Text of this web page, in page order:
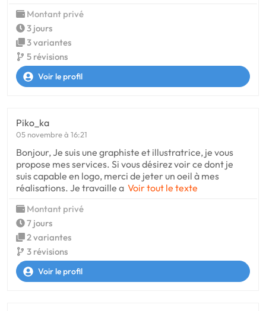
Montant privé
3 jours
3 variantes
5 révisions
Voir le profil
Piko_ka
05 novembre à 16:21
Bonjour, Je suis une graphiste et illustratrice, je vous
propose mes services. Si vous désirez voir ce dont je
suis capable en logo, merci de jeter un oeil à mes
réalisations. Je travaille a Voir tout le texte
Montant privé
7 jours
2 variantes
3 révisions
Voir le profil